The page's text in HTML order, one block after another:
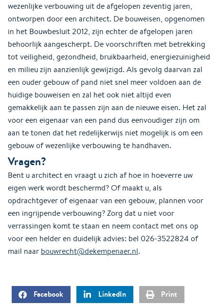
wezenlijke verbouwing uit de afgelopen zeventig jaren,
ontworpen door een architect. De bouweisen, opgenomen
in het Bouwbesluit 2012, zijn echter de afgelopen jaren
behoorlijk aangescherpt. De voorschriften met betrekking
tot veiligheid, gezondheid, bruikbaarheid, energiezuinigheid
en milieu zijn aanzienlijk gewijzigd. Als gevolg daarvan zal
een ouder gebouw of pand niet snel meer voldoen aan de
huidige bouweisen en zal het ook niet altijd even
gemakkelijk aan te passen zijn aan de nieuwe eisen. Het zal
voor een eigenaar van een pand dus eenvoudiger zijn om
aan te tonen dat het redelijkerwijs niet mogelijk is om een
gebouw of wezenlijke verbouwing te handhaven.
Vragen?
Bent u architect en vraagt u zich af hoe in hoeverre uw
eigen werk wordt beschermd? Of maakt u, als
opdrachtgever of eigenaar van een gebouw, plannen voor
een ingrijpende verbouwing? Zorg dat u niet voor
verrassingen komt te staan en neem contact met ons op
voor een helder en duidelijk advies: bel 026-3522824 of
mail naar bouwrecht@dekempenaer.nl.
Facebook LinkedIn Print